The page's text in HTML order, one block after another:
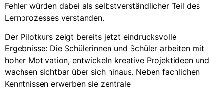
Fehler würden dabei als selbstverständlicher Teil des
Lernprozesses verstanden.
Der Pilotkurs zeigt bereits jetzt eindrucksvolle
Ergebnisse: Die Schülerinnen und Schüler arbeiten mit
hoher Motivation, entwickeln kreative Projektideen und
wachsen sichtbar über sich hinaus. Neben fachlichen
Kenntnissen erwerben sie zentrale